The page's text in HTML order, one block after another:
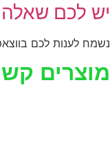
יש לכם שאלה
נשמח לענות לכם
מוצרים